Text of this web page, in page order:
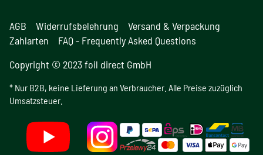
AGB Widerrufsbelehrung
Versand & Verpackung
Zahlarten
FAQ - Frequently Asked Questions
Copyright © 2023 foil direct GmbH
* Nur B2B, keine Lieferung an Verbraucher. Alle Preise zuzüglich
Umsatzsteuer.